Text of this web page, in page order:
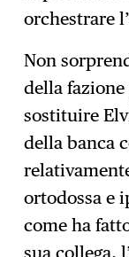
orchestrare
Non
della
sostituire
della banca
ortodossa e
come ha
sua collega,